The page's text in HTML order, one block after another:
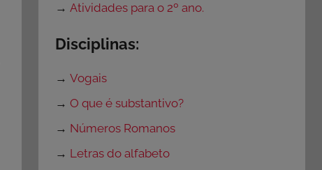
→Atividades para o 2º ano.
Disciplinas:
→Vogais
→O que é substantivo?
→ Números Romanos
→ Letras do alfabeto